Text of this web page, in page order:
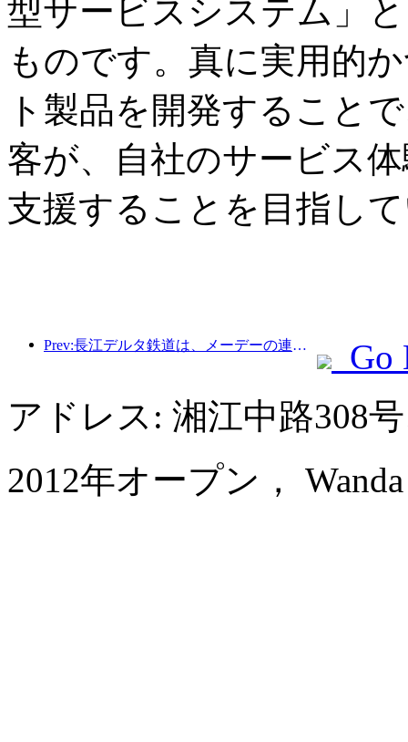
型サービスシステム」
ものです。真に実用的
ト製品を開発すること
客が、自社のサービス
支援することを目指し
Prev:長江デルタ鉄道は、メーデーの連休期間中に2138万人以上の乗客を輸送した。
Go
アドレス: 湘江中路308
2012年オープン， Wanda